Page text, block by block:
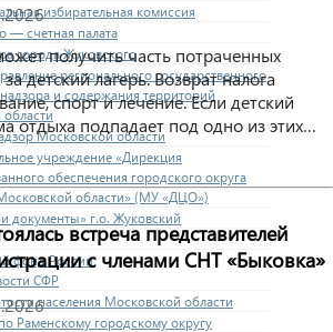
избирательная комиссия
— счетная палата
города Жуковского
регионального государственного
и содержания территорий
Московской области
учреждение «Дирекция
обеспечения городского округа
области» (МУ «ДЦО»)
документы» г.о. Жуковский
фонд России
СФР
населения Московской области
Раменскому городскому округу
получить часть потраченных
детский лагерь. Возврат налога
спорт и лечение. Если детский
отдыха подпадает под одно из этих…
встреча представителей
с членами СНТ «Быковка»